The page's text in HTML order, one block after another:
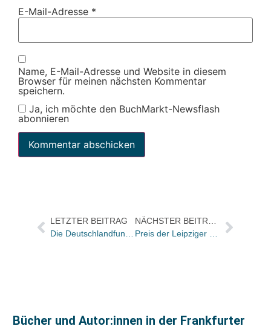
E-Mail-Adresse *
Name, E-Mail-Adresse und Website in diesem
Browser für meinen nächsten Kommentar
speichern.
Ja, ich möchte den BuchMarkt-Newsflash
abonnieren
LETZTER BEITRAG
Bücher und Autor:innen in der Frankfurter